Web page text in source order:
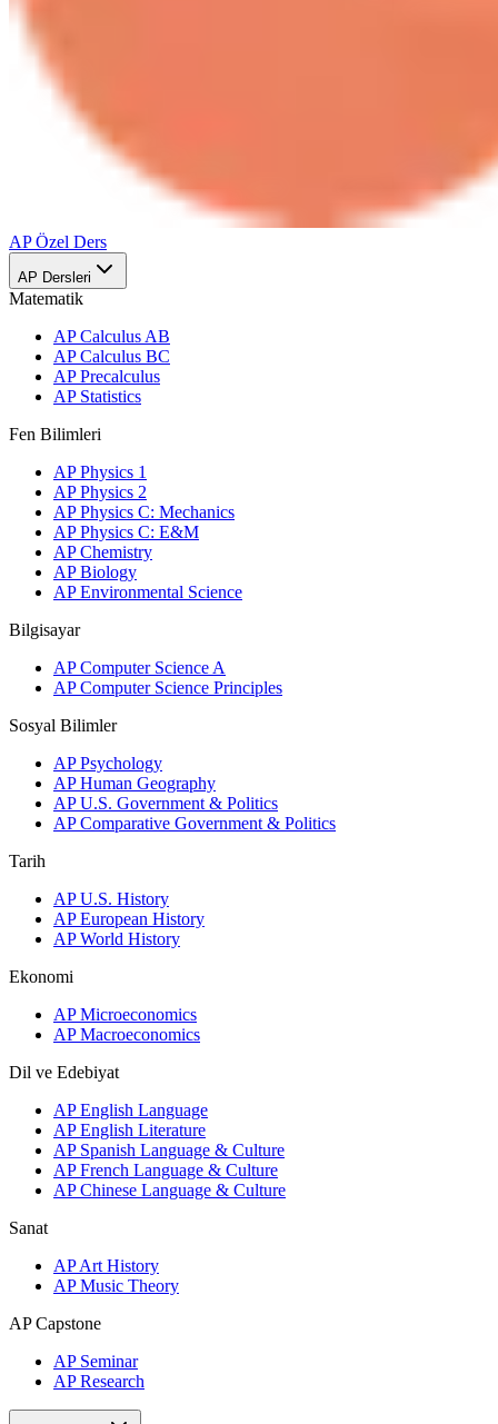
AP Özel Ders
AP Dersleri
Matematik
AP Calculus AB
AP Calculus BC
AP Precalculus
AP Statistics
Fen Bilimleri
AP Physics 1
AP Physics 2
AP Physics C: Mechanics
AP Physics C: E&M
AP Chemistry
AP Biology
AP Environmental Science
Bilgisayar
AP Computer Science A
AP Computer Science Principles
Sosyal Bilimler
AP Psychology
AP Human Geography
AP U.S. Government & Politics
AP Comparative Government & Politics
Tarih
AP U.S. History
AP European History
AP World History
Ekonomi
AP Microeconomics
AP Macroeconomics
Dil ve Edebiyat
AP English Language
AP English Literature
AP Spanish Language & Culture
AP French Language & Culture
AP Chinese Language & Culture
Sanat
AP Art History
AP Music Theory
AP Capstone
AP Seminar
AP Research